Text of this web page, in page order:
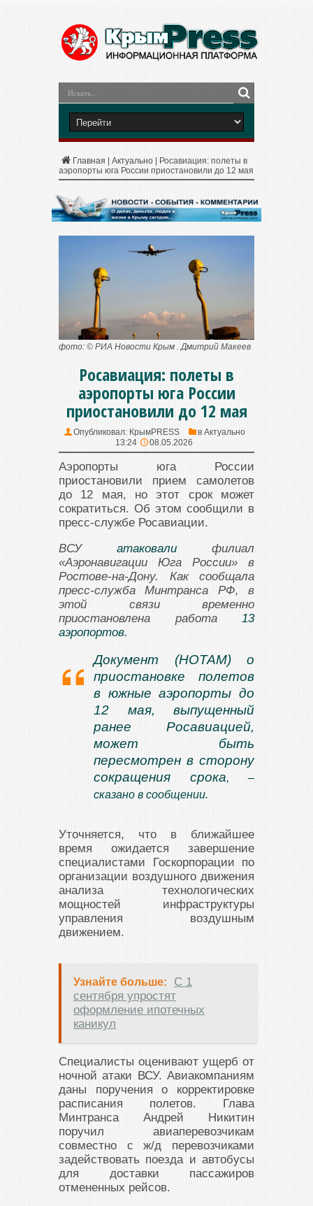
Главная Актуально
Росавиация: полеты в
аэропорты юга России приостановили до 12 мая
фото: © РИА Новости Крым . Дмитрий Макеев
Росавиация: полеты в
аэропорты юга России
приостановили до 12 мая
Опубликовал: КрымPRESS в Актуально
13:24
08.05.2026
Аэропорты юга России
приостановили прием самолетов
до 12 мая, но этот срок может
сократиться. Об этом сообщили в
пресс-службе Росавиации.
ВСУ атаковали филиал
«Аэронавигации Юга России» в
Ростове-на-Дону. Как сообщала
пресс-служба Минтранса РФ, в
этой связи временно
приостановлена работа 13
аэропортов.
Документ (НОТАМ) о
приостановке полетов
в южные аэропорты до
12 мая, выпущенный
ранее Росавиацией,
может быть
пересмотрен в сторону
сокращения срока, –
сказано в сообщении.
Уточняется, что в ближайшее
время ожидается завершение
специалистами Госкорпорации по
организации воздушного движения
анализа технологических
мощностей инфраструктуры
управления воздушным
движением.
Узнайте больше:
С 1
сентября упростят
оформление ипотечных
каникул
Специалисты оценивают ущерб от
ночной атаки ВСУ. Авиакомпаниям
даны поручения о корректировке
расписания полетов. Глава
Минтранса Андрей Никитин
поручил авиаперевозчикам
совместно с ж/д перевозчиками
задействовать поезда и автобусы
для доставки пассажиров
отмененных рейсов.